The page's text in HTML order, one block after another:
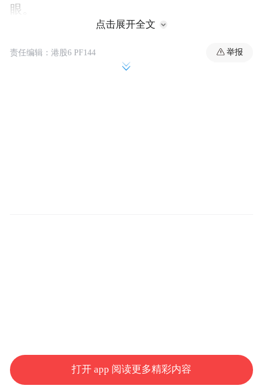
眼。
周一英镑跟随美元大跌后，最低触及
1.3139，该价位在0.382黄金分割比例附近，
点击展开全文
责任编辑：港股6 PF144 举报
打开 app 阅读更多精彩内容